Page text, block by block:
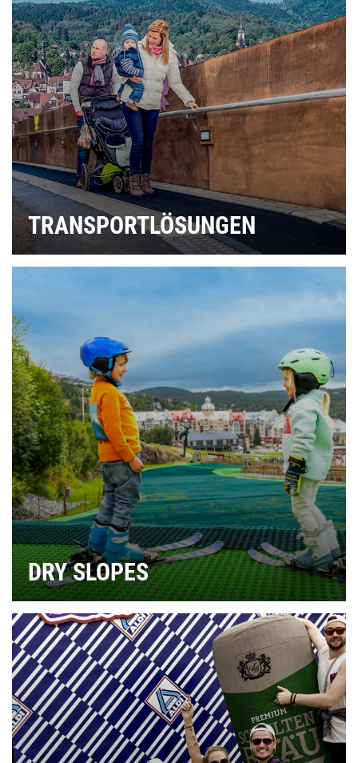
TRANSPORTLÖSUNGEN
DRY SLOPES